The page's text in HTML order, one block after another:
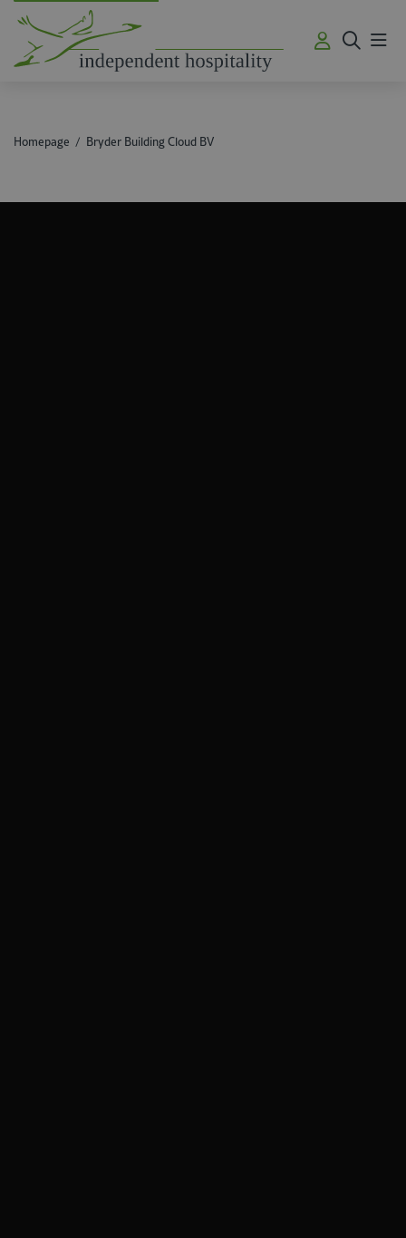
Homepage Bryder Building Cloud BV